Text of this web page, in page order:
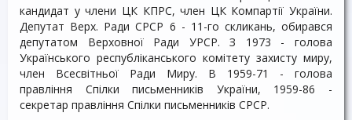
кандидат у члени ЦК КПРС, член ЦК Компартії України.
Депутат Верх. Ради СРСР 6 - 11-го скликань, обирався
депутатом Верховної Ради УРСР. З 1973 - голова
Українського республіканського комітету захисту миру,
член Всесвітньої Ради Миру. В 1959-71 - голова
правління Спілки письменників України, 1959-86 -
секретар правління Спілки письменників СРСР.